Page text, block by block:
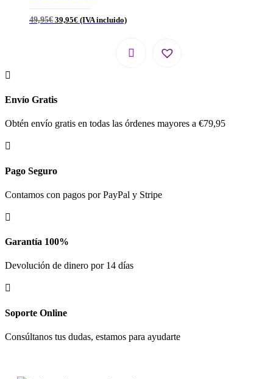
49,95€ 39,95€ (IVA incluido)

Envío Gratis
Obtén envío gratis en todas las órdenes mayores a €79,95

Pago Seguro
Contamos con pagos por PayPal y Stripe

Garantía 100%
Devolución de dinero por 14 días

Soporte Online
Consúltanos tus dudas, estamos para ayudarte